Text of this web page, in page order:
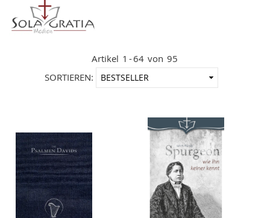
Artikel 1 -64 von 95
SORTIEREN: